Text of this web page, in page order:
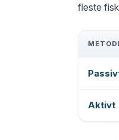
fleste
Aktivt